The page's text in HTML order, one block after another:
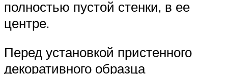
полностью пустой стенки, в ее
центре.
Перед установкой пристенного
декоративного образца